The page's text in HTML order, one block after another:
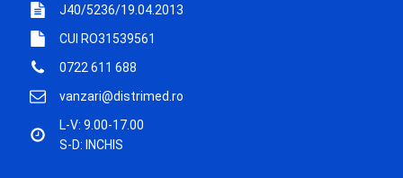
J40/5236/19.04.2013
CUI RO31539561
0722 611 688
vanzari@distrimed.ro
L-V: 9.00-17.00
S-D: INCHIS